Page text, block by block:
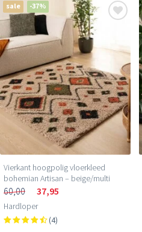
sale -37%
Vierkant hoogpolig vloerkleed
bohemian Artisan – beige/multi
60,00 37,95
Hardloper
(4)